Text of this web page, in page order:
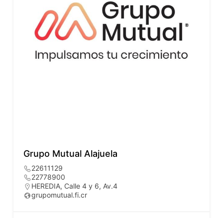
Grupo Mutual Alajuela
22611129
22778900
HEREDIA, Calle 4 y 6, Av.4
grupomutual.fi.cr